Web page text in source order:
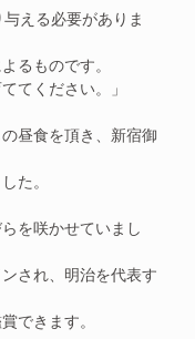
える必要がありま
るものです。
てください。」
昼食を頂き、新宿御
た。
を咲かせていまし
され、明治を代表す
できます。